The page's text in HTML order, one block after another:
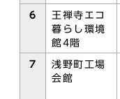
6
王禅寺エコ
暮らし環境
館4階
7
浅野町工場
会館